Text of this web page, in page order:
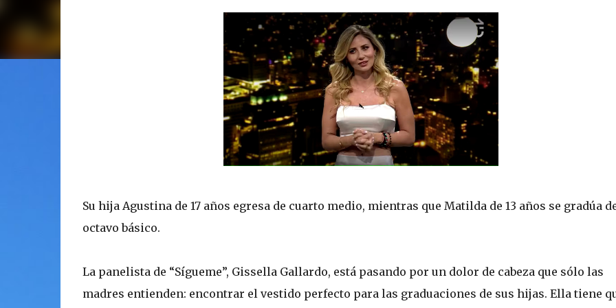
Su hija Agustina de 17 años egresa de cuarto medio, mientras que Matilda de 13 años se gradúa
octavo básico.
La panelista de “Sígueme”, Gissella Gallardo, está pasando por un dolor de cabeza que sólo las
madres entienden: encontrar el vestido perfecto para las graduaciones de sus hijas. Ella tiene